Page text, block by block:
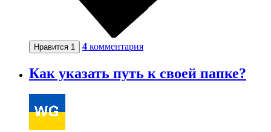
Нравится 1 4 комментария
Как указать путь к своей папке?